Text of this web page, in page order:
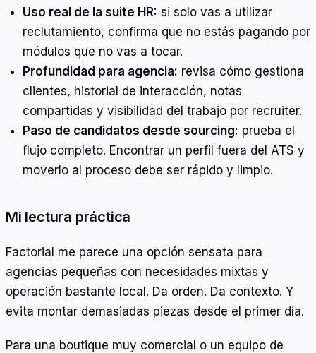
Uso real de la suite HR: si solo vas a utilizar
reclutamiento, confirma que no estás pagando por
módulos que no vas a tocar.
Profundidad para agencia: revisa cómo gestiona
clientes, historial de interacción, notas
compartidas y visibilidad del trabajo por recruiter.
Paso de candidatos desde sourcing: prueba el
flujo completo. Encontrar un perfil fuera del ATS y
moverlo al proceso debe ser rápido y limpio.
Mi lectura práctica
Factorial me parece una opción sensata para
agencias pequeñas con necesidades mixtas y
operación bastante local. Da orden. Da contexto. Y
evita montar demasiadas piezas desde el primer día.
Para una boutique muy comercial o un equipo de